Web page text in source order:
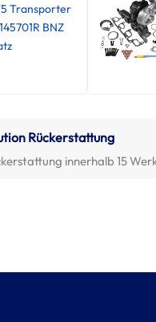
Transporter
BNZ
Rückerstattung
innerhalb 15